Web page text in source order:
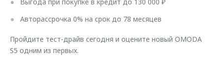
Калькулятор трейд-ин
Одежда и сувениры
Запчасти
Авторассрочка 0% на срок до 78 месяцев
Пройдите тест-драйв сегодня и оцените новый OMODA
S5 одним из первых.